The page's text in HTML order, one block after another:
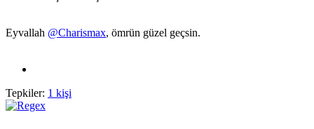
Eyvallah @Charismax, ömrün güzel geçsin.
Tepkiler: 1 kişi